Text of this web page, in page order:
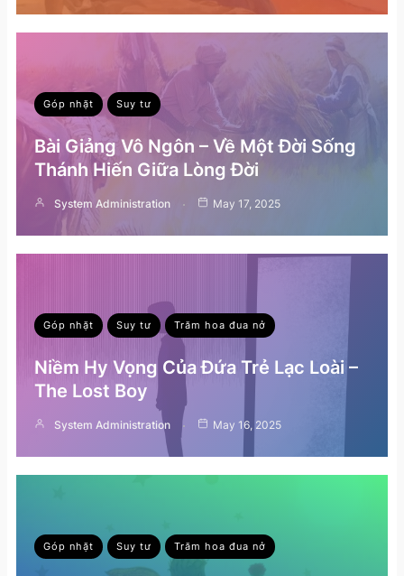
Góp nhặt Suy tư
Bài Giảng Vô Ngôn – Về Một Đời Sống
Thánh Hiến Giữa Lòng Đời
System Administration May 17, 2025
Góp nhặt Suy tư Trăm hoa đua nở
Niềm Hy Vọng Của Đứa Trẻ Lạc Loài –
The Lost Boy
System Administration May 16, 2025
Góp nhặt Suy tư Trăm hoa đua nở